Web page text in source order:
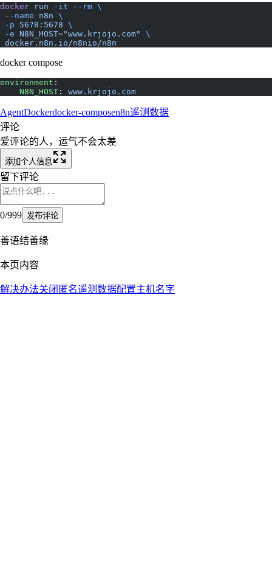
docker run -it --rm \
--name n8n \
-p 5678:5678 \
-e N8N_HOST="www.krjojo.com"
\
docker.n8n.io/n8nio/n8n
docker compose
environment :
    N8N_HOST
: www.krjojo.com
AgentDockerdocker-composen8n遥测数据
评论
爱评论的人，运气不会太差
添加个人信息
留下评论
0/999 发布评论
善语结善缘
本页内容
解决办法关闭匿名遥测数据配置主机名字